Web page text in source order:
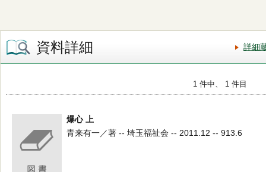
資料詳細 詳細
1 件中、 1 件目
爆心 上
青来有一／著 -- 埼玉福祉会 -- 2011.12 -- 913.6